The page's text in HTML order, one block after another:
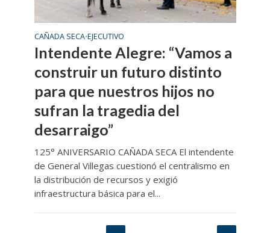
CAÑADA SECA•EJECUTIVO
Intendente Alegre: “Vamos a
construir un futuro distinto
para que nuestros hijos no
sufran la tragedia del
desarraigo”
125° ANIVERSARIO CAÑADA SECA El intendente
de General Villegas cuestionó el centralismo en
la distribución de recursos y exigió
infraestructura básica para el...